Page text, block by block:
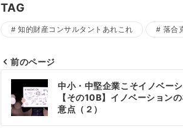
TAG
知的財産コンサルタントあれこれ 落合
投
稿
ナ
前のページ
中小・中堅企業こそイノベー
【その10B】イノベーション
意点（２）